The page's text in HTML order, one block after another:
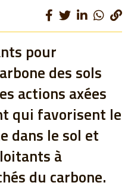
pour
des sols
actions axées
qui favorisent le
dans le sol et
à
du carbone.